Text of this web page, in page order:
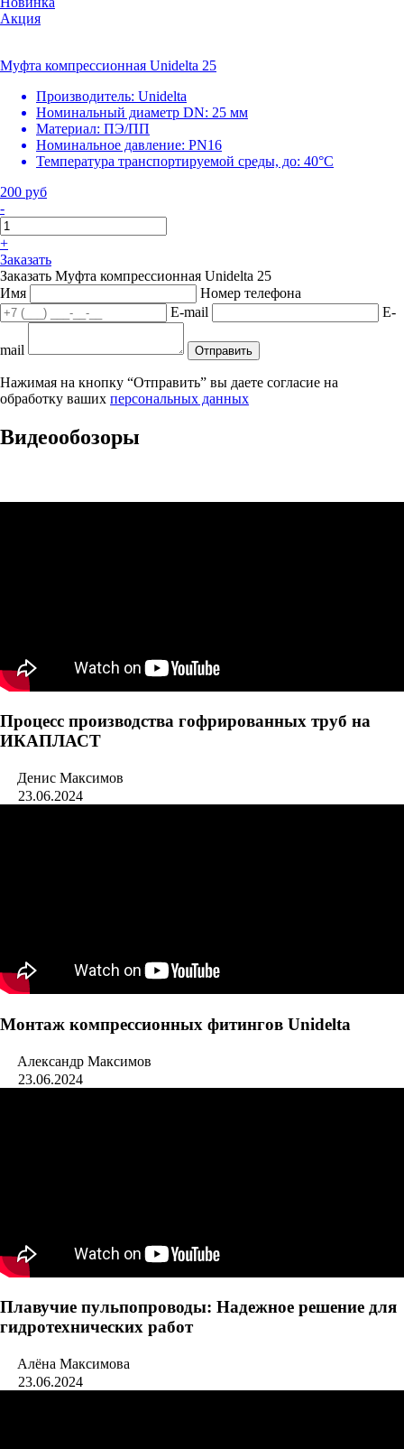
Акция
Муфта компрессионная Unidelta 25
Производитель: Unidelta
Номинальный диаметр DN: 25 мм
Материал: ПЭ/ПП
Номинальное давление: PN16
Температура транспортируемой среды, до: 40°С
200 руб
-
+
Заказать
Заказать Муфта компрессионная Unidelta 25
Имя
Номер телефона
E-mail
E-
mail Отправить
Нажимая на кнопку “Отправить” вы даете согласие на
обработку ваших персональных данных
Видеообозоры
Процесс производства гофрированных труб на
ИКАПЛАСТ
Денис Максимов
23.06.2024
Монтаж компрессионных фитингов Unidelta
Александр Максимов
23.06.2024
Плавучие пульпопроводы: Надежное решение для
гидротехнических работ
Алёна Максимова
23.06.2024